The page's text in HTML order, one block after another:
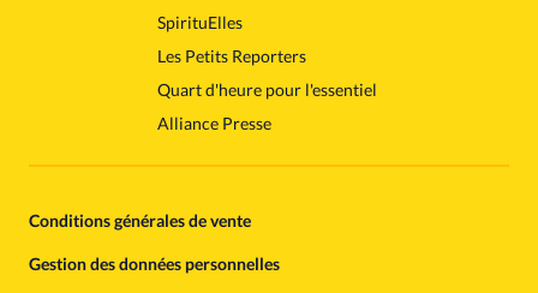
SpirituElles
Les Petits Reporters
Quart d'heure pour l'essentiel
Alliance Presse
Conditions générales de vente
Gestion des données personnelles